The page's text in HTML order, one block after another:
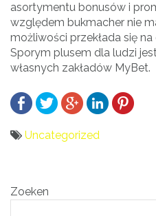
asortymentu bonusów i
względem bukmacher nie
możliwości przekłada się
Sporym plusem dla ludzi
własnych zakładów MyBet.
Uncategorized
navigatie
Zoeken